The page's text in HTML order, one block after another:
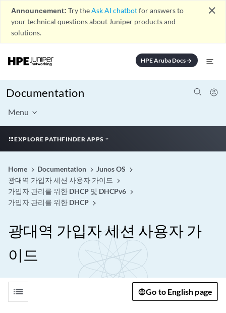
Announcement: Try theAsk AI chatbotfor answers to
your technical questions about Juniper products and
solutions.
close
HPE Aruba Docsarrow_forward
Documentation
Menu
EXPLORE PATHFINDER APPS
Home Documentation
Junos OS
광대역 가입자 세션 사용자 가이드
가입자 관리를 위한 DHCP 및 DHCPv6
가입자 관리를 위한 DHCP
광대역 가입자 세션 사용자 가
이드
list Go to English page